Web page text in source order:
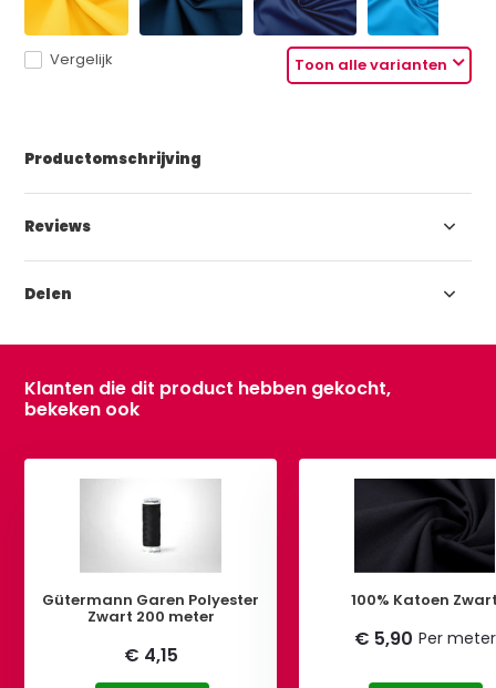
Toon alle varianten
Vergelijk
Productomschrijving
Reviews
Delen
Klanten die dit product hebben gekocht,
bekeken ook
Gütermann Garen Polyester
Zwart 200 meter
€ 4,15
100% Katoen
€ 5,90 Per meter